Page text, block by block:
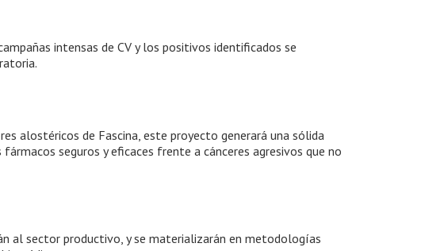
intensas de CV y los positivos identificados se
alostéricos de Fascina, este proyecto generará una sólida
seguros y eficaces frente a cánceres agresivos que no
al sector productivo, y se materializarán en metodologías